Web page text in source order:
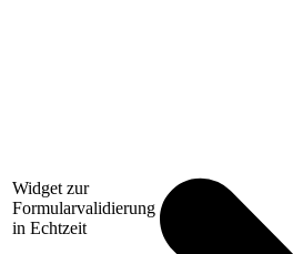
Widget zur
Formularvalidierung
in Echtzeit